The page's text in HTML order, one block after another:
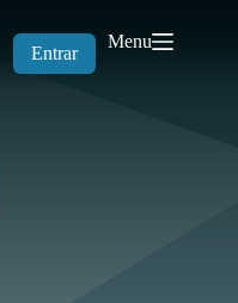
Entrar
Menu